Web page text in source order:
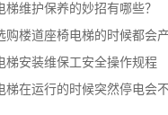
梯维护保养的妙招有哪些？
购楼道座椅电梯的时候都会
梯安装维保工安全操作规程
梯在运行的时候突然停电会